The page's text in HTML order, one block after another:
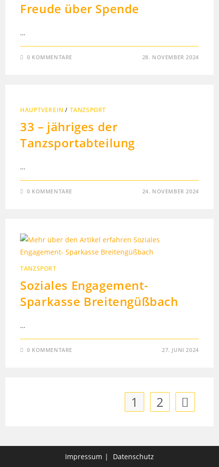
Freude über Spende
…
0 KOMMENTARE 28. NOVEMBER 2024
HAUPTVEREIN / TANZSPORT
33 – jähriges der
Tanzsportabteilung
…
0 KOMMENTARE 24. NOVEMBER 2024
TANZSPORT
Soziales Engagement-
Sparkasse Breitengüßbach
…
0 KOMMENTARE 27. JUNI 2024
1 2
Impressum Datenschutz